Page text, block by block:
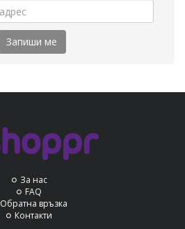
Запиши ме
За нас
FAQ
Обратна връзка
Контакти